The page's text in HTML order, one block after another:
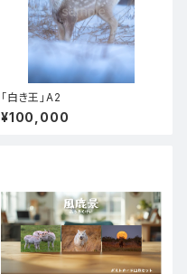
「白き王」A2
¥100,000